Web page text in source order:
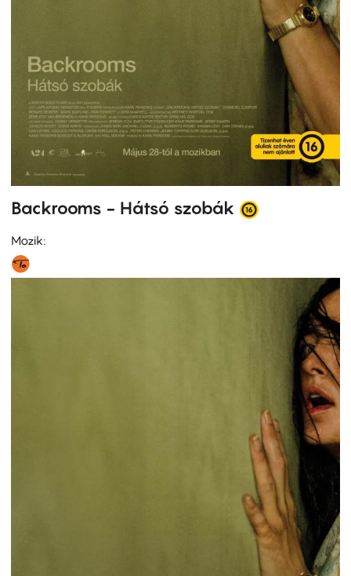
Backrooms - Hátsó szobák
Mozik: